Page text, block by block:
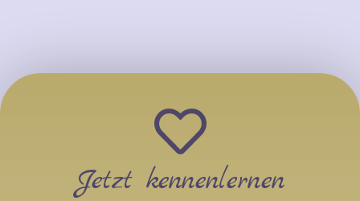
Jetzt kennenlernen